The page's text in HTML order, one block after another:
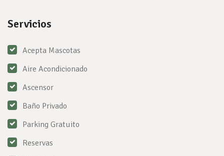
Servicios
Acepta Mascotas
Aire Acondicionado
Ascensor
Baño Privado
Parking Gratuito
Reservas